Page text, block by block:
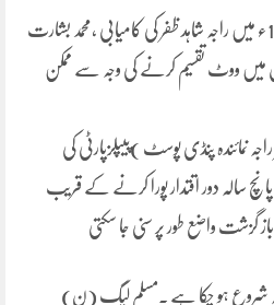
حلقہ مسلم لیگ کا اکثریتی ہے 1988ء میں راجہ شاہد ظفر کی کامیابی ،محمد بشارت
میں ووٹ تقسیم کرنے کی وجہ سے ممکن
نمائندہ پنڈی پوسٹ )پیپلزپارٹی کی
سالہ دور اقتدار پورا کرنے کے قریب
گزشت واضع طور پر سنی جا سکتی
شروع ہو چکا ہے ۔مسلم لیگ (ن)